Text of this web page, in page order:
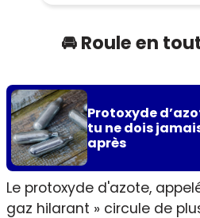
🚘 Roule en
Protoxyde
tu ne dois
après
Le protoxyde d'azote,
gaz hilarant » circule de